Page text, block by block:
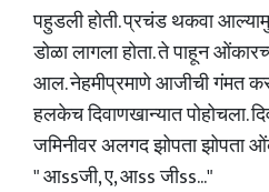
पहुडली होती. प्रचंड थकवा
डोळा लागला होता. ते पाहून
आल. नेहमीप्रमाणे आजीची गंमत
हलकेच दिवाणखान्यात पोहोचला.
जमिनीवर अलगद झोपता झोपता
" आssजी, ए, आss जीss..."